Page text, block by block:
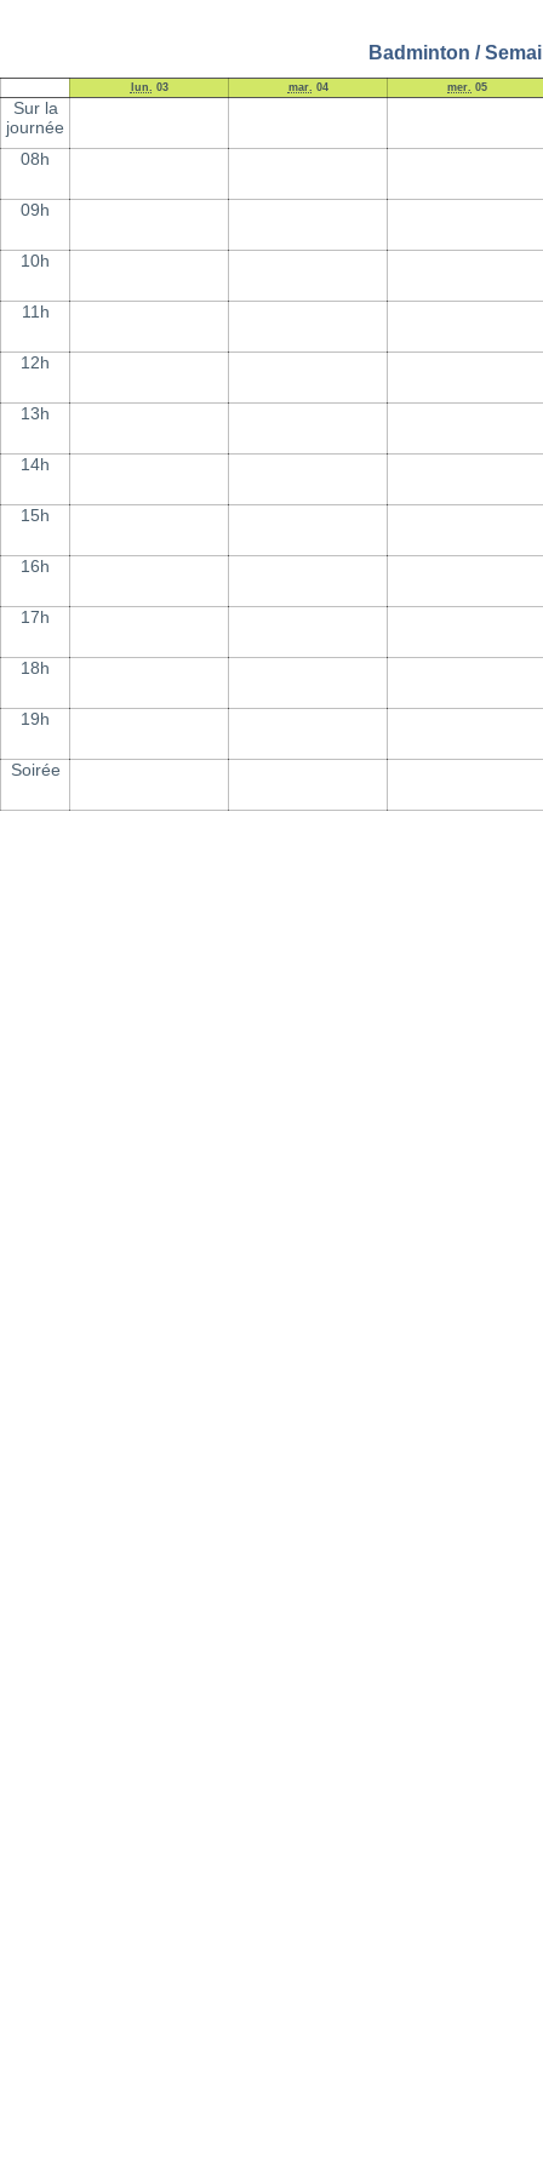
Badminton /
lun. 03 mar. 04 mer. 05
Sur la
journée
08h
09h
10h
11h
12h
13h
14h
15h
16h
17h
18h
19h
Soirée